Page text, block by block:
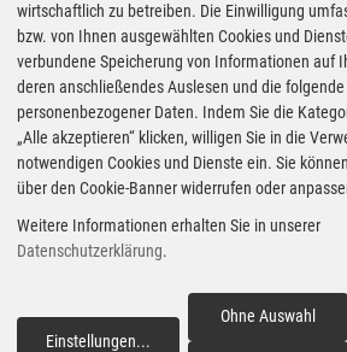
Bester Super E10
Atzelgift
2.049€
Super E10
AVIA
57629 Luckenbach
Super E10 Preise in Atzelgift
Preiswerter tanken - finden Sie die
Preise in Ihrer Stadt
wirtschaftlich zu betreiben. Die Einwilligung
bzw. von Ihnen ausgewählten Cookies und
verbundene Speicherung von Informationen auf
deren anschließendes Auslesen und die
personenbezogener Daten. Indem Sie die
„Alle akzeptieren“ klicken, willigen Sie in die
notwendigen Cookies und Dienste ein. Sie
über den Cookie-Banner widerrufen oder
Weitere Informationen erhalten Sie in unserer
Datenschutzerklärung.
Einstellungen...
Ohne Auswahl